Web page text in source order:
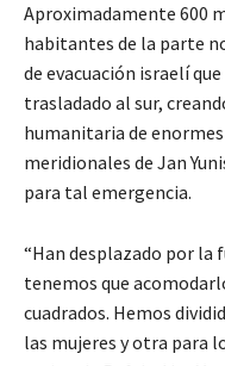
Aproximadamente 600
habitantes de la parte
de evacuación israelí
trasladado al sur,
humanitaria de
meridionales de Jan
para tal emergencia.
“Han desplazado por la
tenemos que
cuadrados. Hemos
las mujeres y otra para